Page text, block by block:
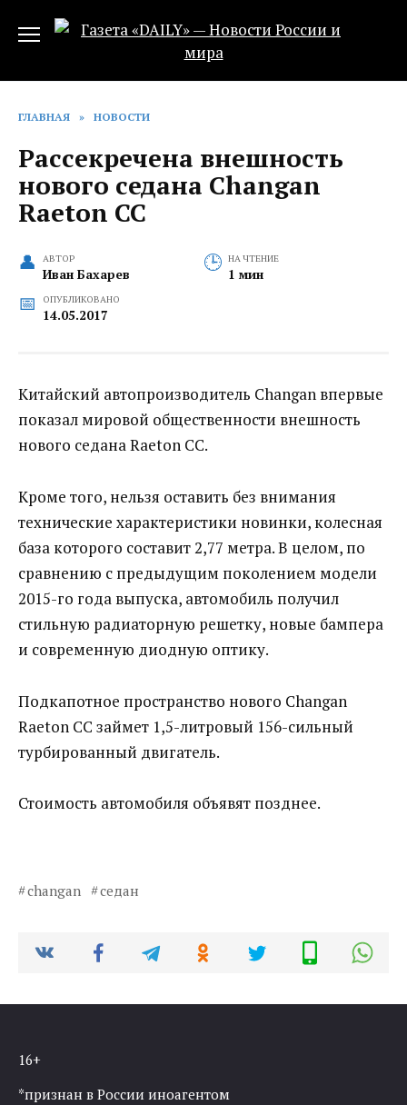
ГЛАВНАЯ » НОВОСТИ
Рассекречена внешность
нового седана Changan
Raeton CC‍
АВТОР
Иван Бахарев
НА ЧТЕНИЕ
1 мин
ОПУБЛИКОВАНО
14.05.2017
Китайский автопроизводитель Changan впервые
показал мировой общественности внешность
нового седана Raeton CC.
Кроме того, нельзя оставить без внимания
технические характеристики новинки, колесная
база которого составит 2,77 метра. В целом, по
сравнению с предыдущим поколением модели
2015-го года выпуска, автомобиль получил
стильную радиаторную решетку, новые бампера
и современную диодную оптику.
Подкапотное пространство нового Changan
Raeton CC займет 1,5-литровый 156-сильный
турбированный двигатель.
Стоимость автомобиля объявят позднее.
changan седан
16+
*признан в России иноагентом